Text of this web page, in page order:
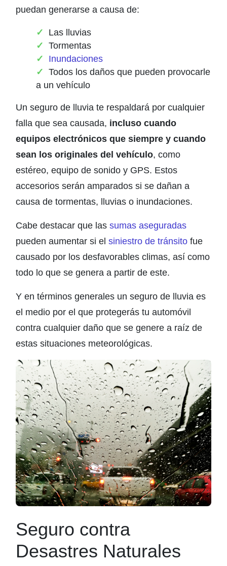
puedan generarse a causa de:
Las lluvias
Tormentas
Inundaciones
Todos los daños que pueden provocarle
a un vehículo
Un seguro de lluvia te respaldará por cualquier
falla que sea causada, incluso cuando
equipos electrónicos que siempre y cuando
sean los originales del vehículo, como
estéreo, equipo de sonido y GPS. Estos
accesorios serán amparados si se dañan a
causa de tormentas, lluvias o inundaciones.
Cabe destacar que las sumas aseguradas
pueden aumentar si el siniestro de tránsito fue
causado por los desfavorables climas, así como
todo lo que se genera a partir de este.
Y en términos generales un seguro de lluvia es
el medio por el que protegerás tu automóvil
contra cualquier daño que se genere a raíz de
estas situaciones meteorológicas.
Seguro contra
Desastres Naturales